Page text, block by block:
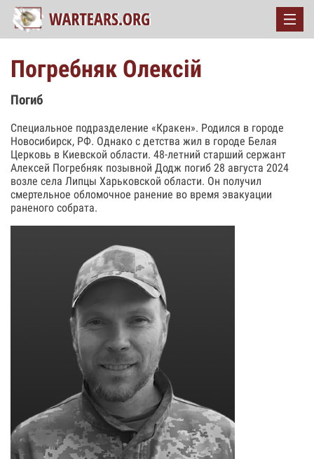
Погребняк Олексій
Погиб
Специальное подразделение «Кракен». Родился в городе
Новосибирск, РФ. Однако с детства жил в городе Белая
Церковь в Киевской области. 48-летний старший сержант
Алексей Погребняк позывной Додж погиб 28 августа 2024
возле села Липцы Харьковской области. Он получил
смертельное обломочное ранение во время эвакуации
раненого собрата.